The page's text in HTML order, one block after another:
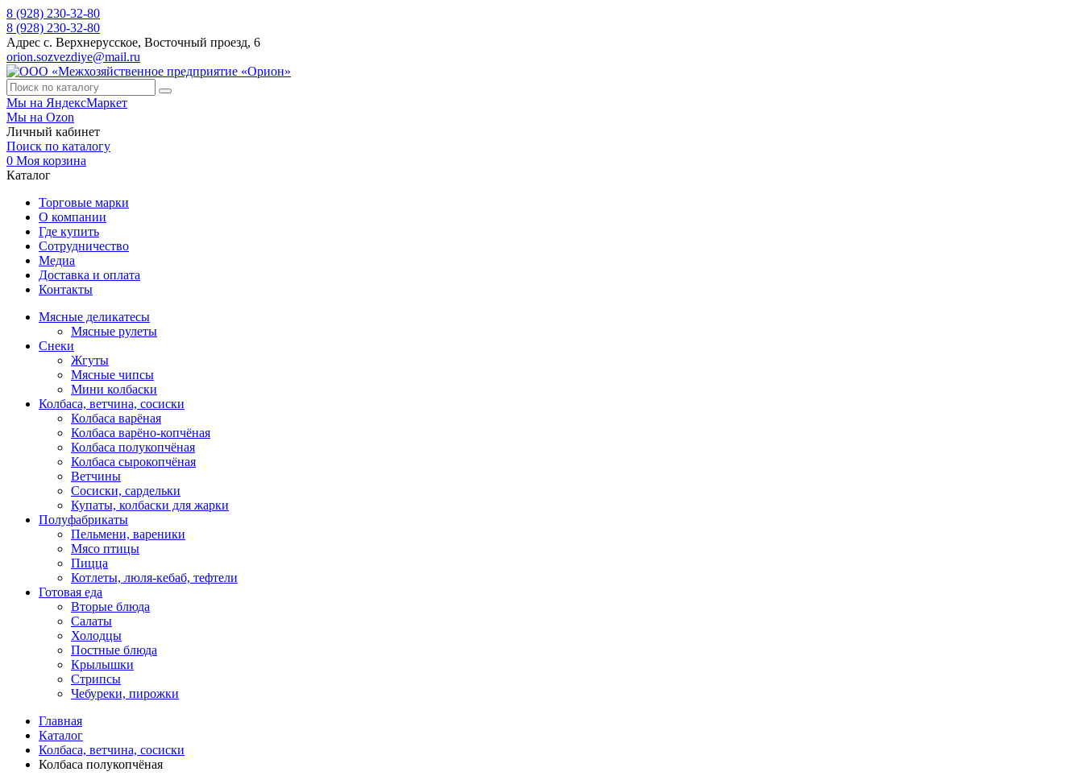
8 (928) 230-32-80
8 (928) 230-32-80
Адрес с. Верхнерусское, Восточный проезд, 6
orion.sozvezdiye@mail.ru
Мы на ЯндексМаркет
Мы на Ozon
Личный кабинет
Поиск по каталогу
0 Моя корзина
Каталог
Торговые марки
О компании
Где купить
Сотрудничество
Медиа
Доставка и оплата
Контакты
Мясные деликатесы
Мясные рулеты
Снеки
Жгуты
Мясные чипсы
Мини колбаски
Колбаса, ветчина, сосиски
Колбаса варёная
Колбаса варёно-копчёная
Колбаса полукопчёная
Колбаса сырокопчёная
Ветчины
Сосиски, сардельки
Купаты, колбаски для жарки
Полуфабрикаты
Пельмени, вареники
Мясо птицы
Пицца
Котлеты, люля-кебаб, тефтели
Готовая еда
Вторые блюда
Салаты
Холодцы
Постные блюда
Крылышки
Стрипсы
Чебуреки, пирожки
Главная
Каталог
Колбаса, ветчина, сосиски
Колбаса полукопчёная